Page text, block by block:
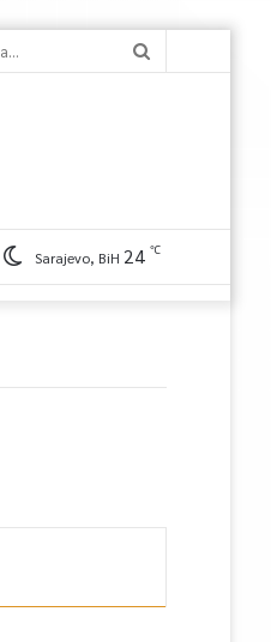
Sarajevo, BiH 24 ℃